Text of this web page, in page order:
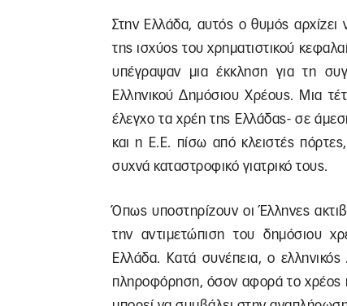
Στην Ελλάδα, αυτός ο θυμός αρχίζει
της ισχύος του χρηματιστικού
υπέγραψαν μια έκκληση για τη
Ελληνικού Δημόσιου Χρέους. Μια
έλεγχο τα χρέη της Ελλάδας- σε
και η Ε.Ε. πίσω από κλειστές
συχνά καταστροφικό γιατρικό τους.
Όπως υποστηρίζουν οι Έλληνες
την αντιμετώπιση του δημόσιου
Ελλάδα. Κατά συνέπεια, ο ελληνικός
πληροφόρηση, όσον αφορά το χρέος